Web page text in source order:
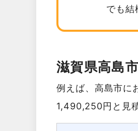
でも結
滋賀県高島
例えば、高島市に
1,490,250円と見